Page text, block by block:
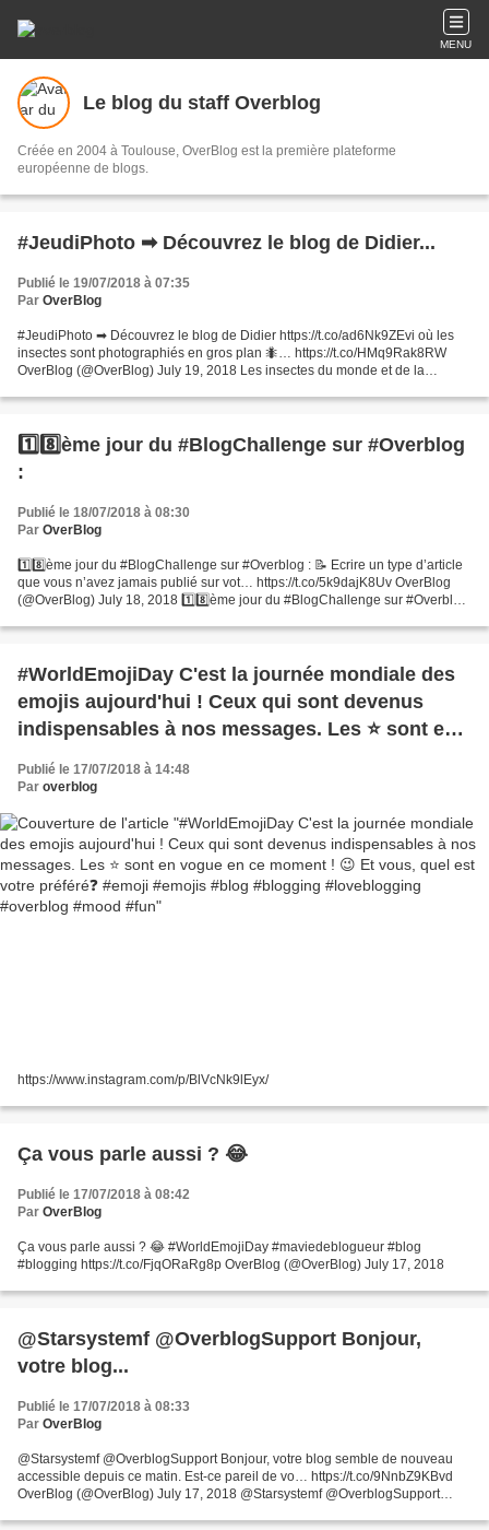
MENU
Le blog du staff Overblog
Créée en 2004 à Toulouse, OverBlog est la première plateforme
européenne de blogs.
#JeudiPhoto ➡ Découvrez le blog de Didier...
Publié le 19/07/2018 à 07:35
Par OverBlog
#JeudiPhoto ➡ Découvrez le blog de Didier https://t.co/ad6Nk9ZEvi où les
insectes sont photographiés en gros plan 🐜… https://t.co/HMq9Rak8RW
OverBlog (@OverBlog) July 19, 2018 Les insectes du monde et de la
1️⃣8️⃣ème jour du #BlogChallenge sur #Overblog
:
Publié le 18/07/2018 à 08:30
Par OverBlog
1️⃣8️⃣ème jour du #BlogChallenge sur #Overblog : 📝 Ecrire un type d’article
que vous n’avez jamais publié sur vot… https://t.co/5k9dajK8Uv OverBlog
(@OverBlog) July 18, 2018 1️⃣8️⃣ème jour du #BlogChallenge sur #Overblog
#WorldEmojiDay C'est la journée mondiale des
emojis aujourd'hui ! Ceux qui sont devenus
indispensables à nos messages. Les ⭐ sont en
vogue en ce moment ! 😉 Et vous, quel est votre
préféré❓ #emoji #emojis #blog #blogging
Publié le 17/07/2018 à 14:48
Par overblog
https://www.instagram.com/p/BlVcNk9lEyx/
Ça vous parle aussi ? 😂
Publié le 17/07/2018 à 08:42
Par OverBlog
Ça vous parle aussi ? 😂 #WorldEmojiDay #maviedeblogueur #blog
#blogging https://t.co/FjqORaRg8p OverBlog (@OverBlog) July 17, 2018
@Starsystemf @OverblogSupport Bonjour,
votre blog...
Publié le 17/07/2018 à 08:33
Par OverBlog
@Starsystemf @OverblogSupport Bonjour, votre blog semble de nouveau
accessible depuis ce matin. Est-ce pareil de vo… https://t.co/9NnbZ9KBvd
OverBlog (@OverBlog) July 17, 2018 @Starsystemf @OverblogSupport